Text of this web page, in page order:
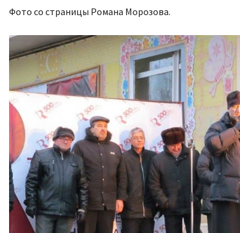
Фото со страницы Романа Морозова.